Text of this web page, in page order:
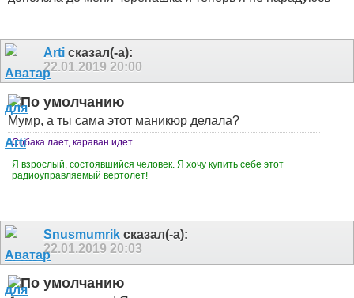
Arti сказал(-а):
22.01.2019 20:00
Мумр, а ты сама этот маникюр делала?
Собака лает, караван идет.
Я взрослый, состоявшийся человек. Я хочу купить себе этот
радиоуправляемый вертолет!
Snusmumrik сказал(-а):
22.01.2019 20:03